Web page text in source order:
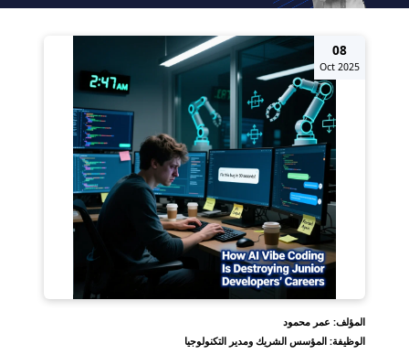
08
Oct 2025
المؤلف: عمر محمود
الوظيفة: المؤسس الشريك ومدير التكنولوجيا